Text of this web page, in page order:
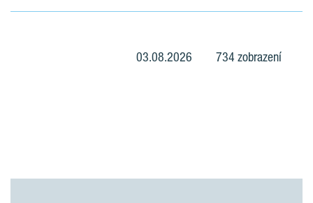
03.08.2026 734 zobrazení